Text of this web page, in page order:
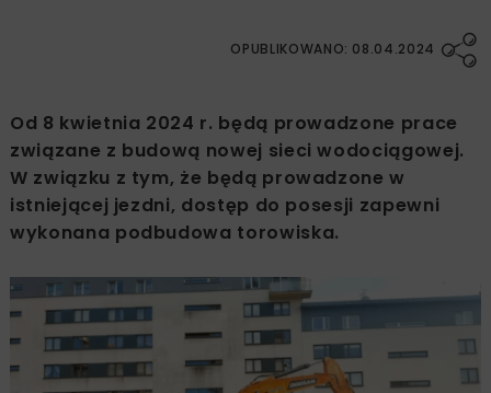
OPUBLIKOWANO: 08.04.2024
Od 8 kwietnia 2024 r. będą prowadzone prace
związane z budową nowej sieci wodociągowej.
W związku z tym, że będą prowadzone w
istniejącej jezdni, dostęp do posesji zapewni
wykonana podbudowa torowiska.